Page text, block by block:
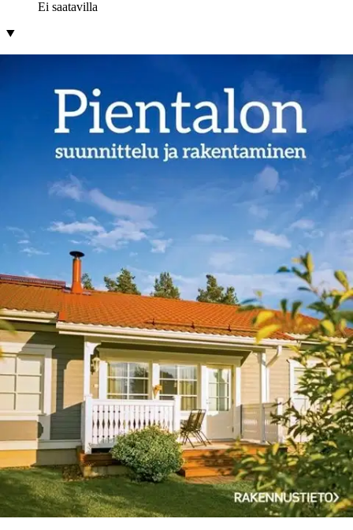
Ei saatavilla
Mitä omakotitalon teettämistä suunnittelevan on syytä tietää
hankkeen eri vaiheissa tontin valinnasta valmistuneen talon
huoltoon? Kirjasta saa yksityiskohtaista käytännön tietoa
rakennushankkeen suunnitteluun ja toteutukseen. Kirja ohjeistaa
pätevien rakennusalan ammattilaisten ja erilaisten rakentamisessa
tarvittavien lupien ja asiakirjojen hankinnassa. Ennen hankkeen
aloittamista pientalon tulevan asukkaan eli rakennuttajan kannattaa
pohtia tarpeitaan, toiveitaan ja resurssejaan.Rakennuttajan rooli
hankkeessa vaihtelee oman osaamisen ja ajankäytön mukaan, mutta
viime kädessä hän on vastuussa hankkeen onnistumisesta. Hän tekee
valinnat ja päätökset saamansa asiantuntijatiedon perusteella ja
vastaa kustannuksista. Kirja on tarkoitettu ensisijaisesti oman talon
rakennuttajalle, joten pääpaino on hankkeen valmistelussa ja
suunnittelussa. Rakennuttajan on kuitenkin oltava selvillä myös
rakentamisen eri vaiheista, jotta hän osaa hoitaa oman osuutensa
aikataulun mukaan ja sopia asioista ammattirakentajien kanssa. Siksi
kirjassa käydään pääpiirteittäin läpi rakentamisvaihe
aloituskokouksesta LVIS-asennuksiin sekä rakentamiseen
olennaisesti liittyvä valvonta ja johtaminen. Kirjan viimeinen luku
kertoo talon valmistumisvaiheesta, siihen liittyvistä katselmuksista ja
takuista sekä pihatöistä ja valmiin talon huollosta ja
kunnossapidosta. Kirjan 2. painokseen on tarkistettu ja päivitetty
rakentamista koskevat määräykset ja säännökset vuoden 2019
mukaisiksi.
Näytä lisää tuotekuvausta